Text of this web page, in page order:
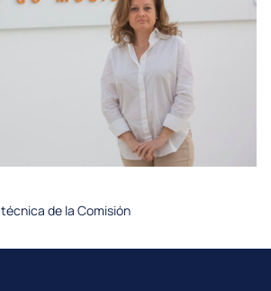
de la Comisión